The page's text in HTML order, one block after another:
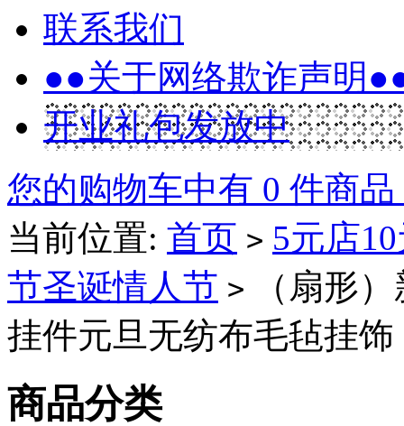
联系我们
●●关于网络欺诈声明
开业礼包发放中
您的购物车中有 0 件商
当前位置: 首页 > 5元店
节圣诞情人节 >
（扇形
挂件元旦无纺布毛毡挂饰
商品分类